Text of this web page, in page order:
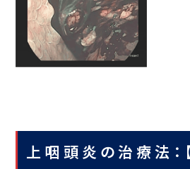
上咽頭炎の治療法：